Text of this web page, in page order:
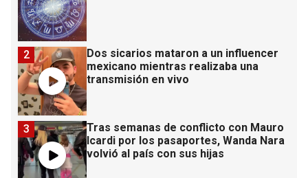
Dos sicarios mataron a un influencer
mexicano mientras realizaba una
transmisión en vivo
2
Tras semanas de conflicto con Mauro
Icardi por los pasaportes, Wanda Nara
volvió al país con sus hijas
3